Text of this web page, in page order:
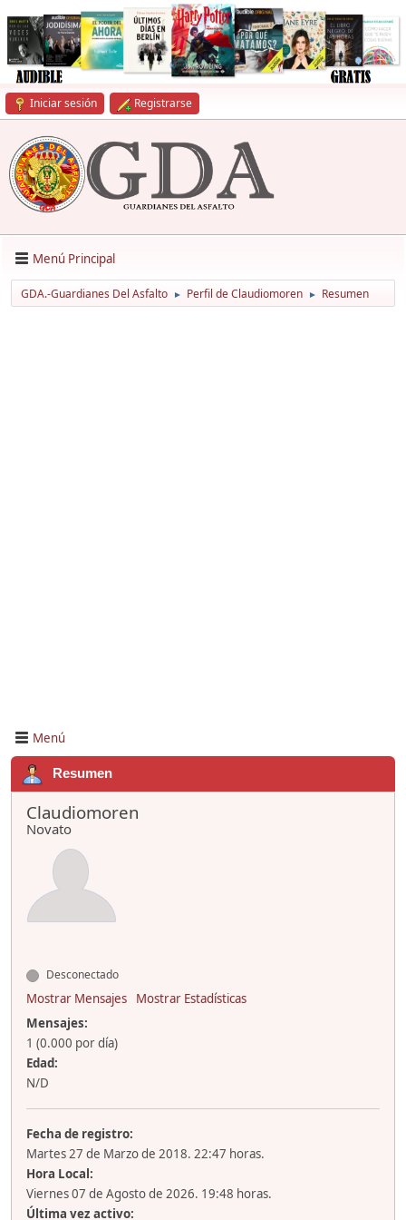
Iniciar sesión Registrarse
Menú Principal
GDA.-Guardianes Del Asfalto ► Perfil de Claudiomoren ► Resumen
Menú
Resumen
Claudiomoren
Novato
Desconectado
Mostrar Mensajes
Mostrar Estadísticas
Mensajes:
1 (0.000 por día)
Edad:
N/D
Fecha de registro:
Martes 27 de Marzo de 2018. 22:47 horas.
Hora Local:
Viernes 07 de Agosto de 2026. 19:48 horas.
Última vez activo: